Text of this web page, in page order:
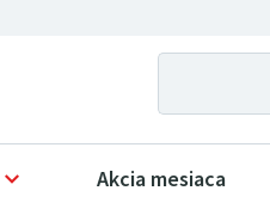
Akcia mesiaca